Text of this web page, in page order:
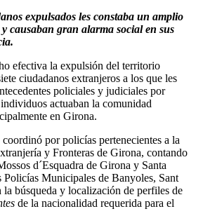
expulsados les constaba un amplio
causaban gran alarma social en sus
efectiva la expulsión del territorio
ciudadanos extranjeros a los que les
policiales y judiciales por
actuaban la comunidad
en Girona.
por policías pertenecientes a la
y Fronteras de Girona, contando
d´Esquadra de Girona y Santa
Policías Municipales de Banyoles, Sant
búsqueda y localización de perfiles de
de la nacionalidad requerida para el